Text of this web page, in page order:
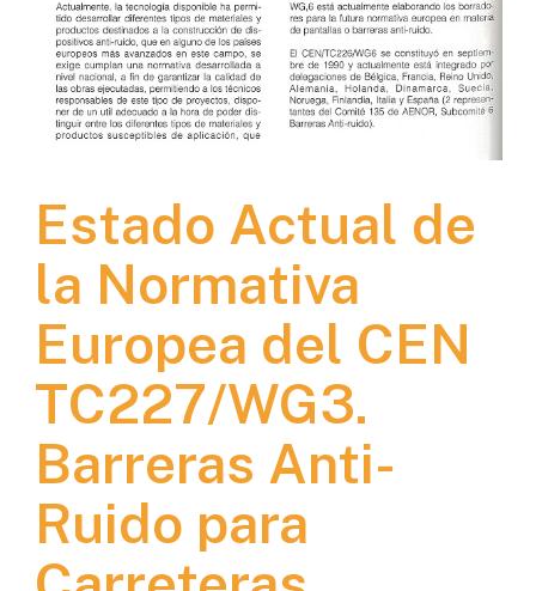
Estado Actual de
la Normativa
Europea del CEN
TC227/WG3.
Barreras Anti-
Ruido para